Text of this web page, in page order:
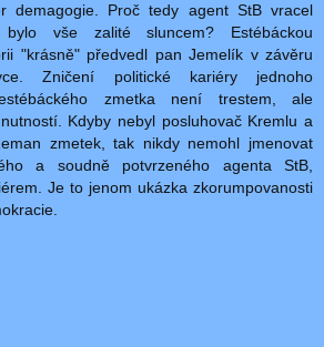
demagogie. Proč tedy agent StB vracel
vše zalité sluncem? Estébáckou
"krásně" předvedl pan Jemelík v závěru
Zničení politické kariéry jednoho
zmetka není trestem, ale
Kdyby nebyl posluhovač Kremlu a
zmetek, tak nikdy nemohl jmenovat
a soudně potvrzeného agenta StB,
Je to jenom ukázka zkorumpovanosti